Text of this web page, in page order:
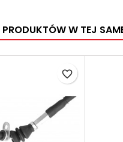
PRODUKTÓW W TEJ
favorite_border